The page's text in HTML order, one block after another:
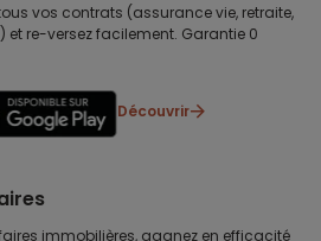
vos contrats (assurance vie, retraite,
re-versez facilement. Garantie 0
Découvrir
immobilières, gagnez en efficacité